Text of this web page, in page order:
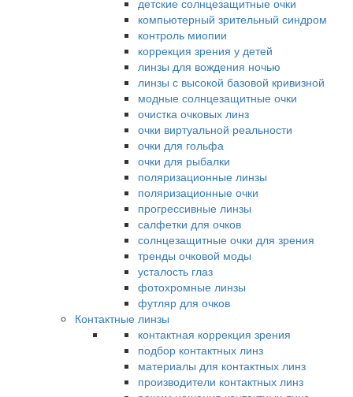
детские солнцезащитные очки
компьютерный зрительный синдром
контроль миопии
коррекция зрения у детей
линзы для вождения ночью
линзы с высокой базовой кривизной
модные солнцезащитные очки
очистка очковых линз
очки виртуальной реальности
очки для гольфа
очки для рыбалки
поляризационные линзы
поляризационные очки
прогрессивные линзы
салфетки для очков
солнцезащитные очки для зрения
тренды очковой моды
усталость глаз
фотохромные линзы
футляр для очков
Контактные линзы
контактная коррекция зрения
подбор контактных линз
материалы для контактных линз
производители контактных линз